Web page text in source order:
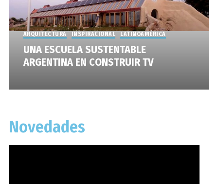
ARQUITECTURA INSPIRACIONAL LATINOAMÉRICA
UNA ESCUELA SUSTENTABLE
ARGENTINA EN CONSTRUIR TV
Novedades